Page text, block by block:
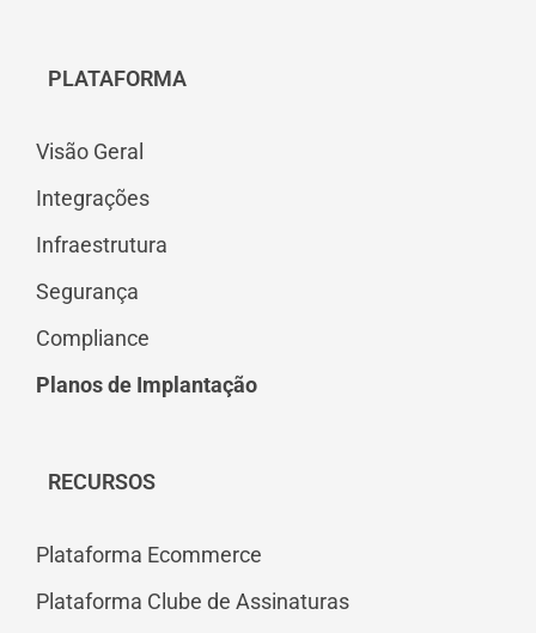
PLATAFORMA
Visão Geral
Integrações
Infraestrutura
Segurança
Compliance
Planos de Implantação
RECURSOS
Plataforma Ecommerce
Plataforma Clube de Assinaturas